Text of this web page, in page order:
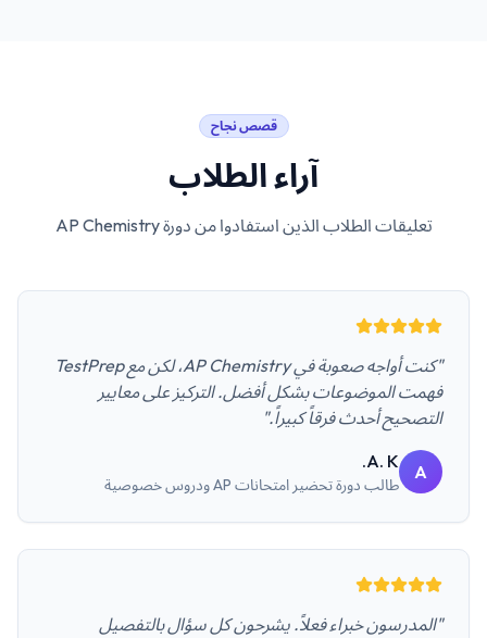
قصص نجاح
آراء الطلاب
تعليقات الطلاب الذين استفادوا من دورةAP Chemistry
"كنت أواجه صعوبة في AP Chemistry، لكن مع TestPrep
فهمت الموضوعات بشكل أفضل. التركيز على معايير
التصحيح أحدث فرقاً كبيراً."
A
A. K.
طالب دورة تحضير امتحانات AP ودروس خصوصية
"المدرسون خبراء فعلاً. يشرحون كل سؤال بالتفصيل